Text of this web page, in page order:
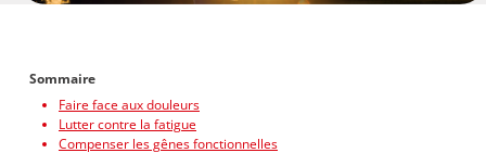
Sommaire
Faire face aux douleurs
Lutter contre la fatigue
Compenser les gênes fonctionnelles